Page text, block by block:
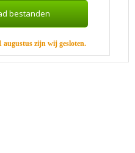
augustus zijn wij gesloten.